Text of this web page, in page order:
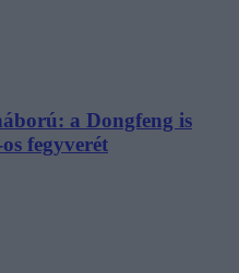
a Dongfeng is
fegyverét